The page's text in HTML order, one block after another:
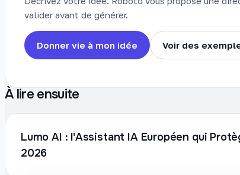
valider avant de générer.
Donner vie à mon idée Voir des
À lire ensuite
Lumo AI : l'Assistant IA Européen qui
2026